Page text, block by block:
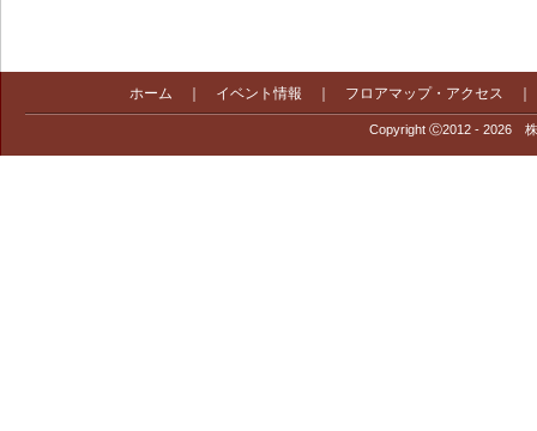
ホーム イベント情報 フロアマップ・アクセス
Copyright Ⓒ2012 - 2026 株